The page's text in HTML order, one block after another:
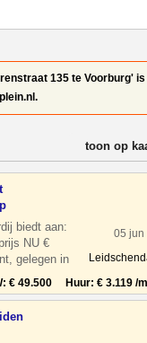
135 te Voorburg' is
verfijn
toon op
biedt aan:
NU €
gelegen in
05 jun
€ 49.500 Huur: € 3.119 /